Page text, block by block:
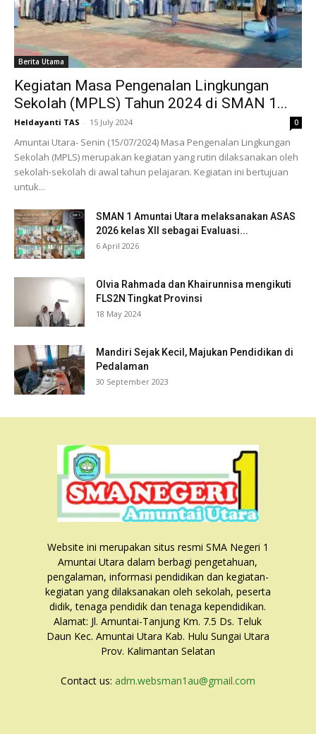
Berita Utama
Kegiatan Masa Pengenalan Lingkungan
Sekolah (MPLS) Tahun 2024 di SMAN 1...
Heldayanti TAS - 15 July 2024 0
Amuntai Utara- Senin (15/07/2024) Masa Pengenalan Lingkungan
Sekolah (MPLS) merupakan kegiatan yang rutin dilaksanakan oleh
sekolah-sekolah di awal tahun pelajaran. Kegiatan ini bertujuan
untuk...
SMAN 1 Amuntai Utara melaksanakan ASAS
2026 kelas XII sebagai Evaluasi...
6 April 2026
Olvia Rahmada dan Khairunnisa mengikuti
FLS2N Tingkat Provinsi
18 May 2024
Mandiri Sejak Kecil, Majukan Pendidikan di
Pedalaman
30 September 2023
Website ini merupakan situs resmi SMA Negeri 1
Amuntai Utara dalam berbagi pengetahuan,
pengalaman, informasi pendidikan dan kegiatan-
kegiatan yang dilaksanakan oleh sekolah, peserta
didik, tenaga pendidik dan tenaga kependidikan.
Alamat: Jl. Amuntai-Tanjung Km. 7.5 Ds. Teluk
Daun Kec. Amuntai Utara Kab. Hulu Sungai Utara
Prov. Kalimantan Selatan
Contact us: adm.websman1au@gmail.com